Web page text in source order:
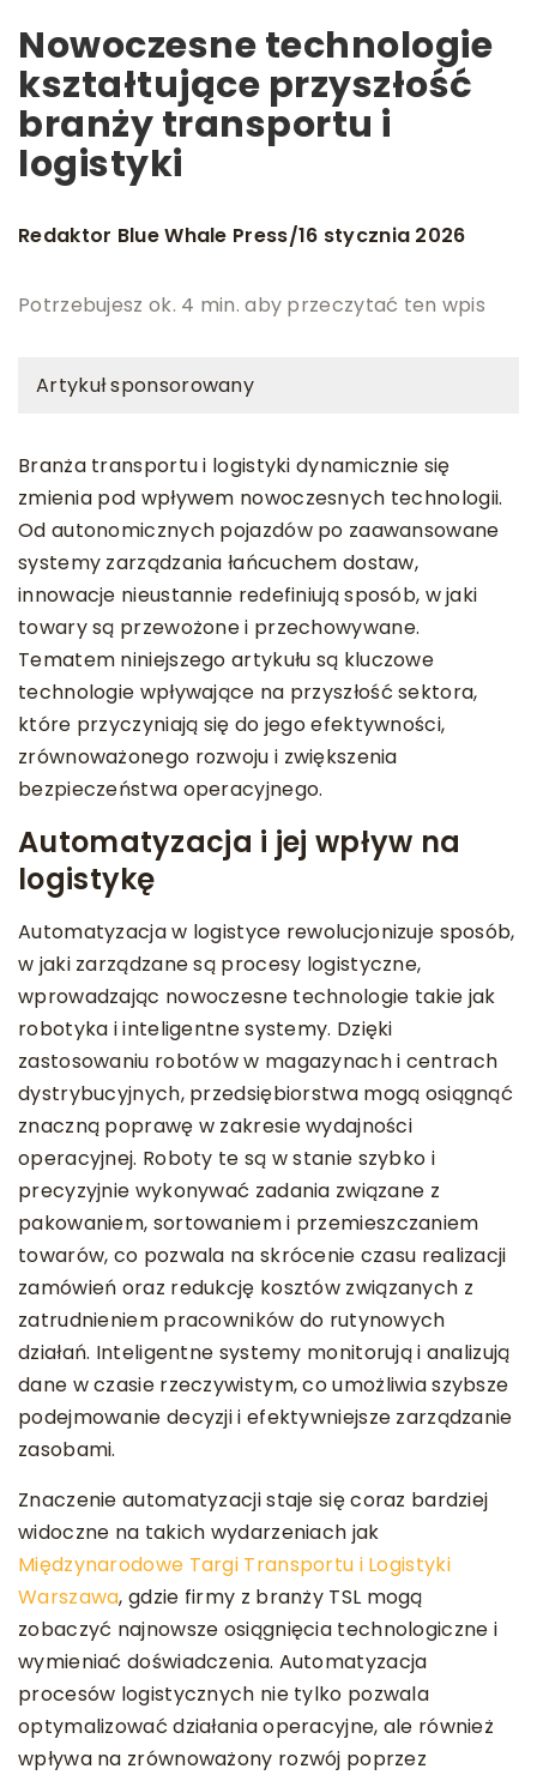
Nowoczesne technologie
kształtujące przyszłość
branży transportu i
logistyki
Redaktor Blue Whale Press/16 stycznia 2026
Potrzebujesz ok. 4 min. aby przeczytać ten wpis
Artykuł sponsorowany
Branża transportu i logistyki dynamicznie się
zmienia pod wpływem nowoczesnych technologii.
Od autonomicznych pojazdów po zaawansowane
systemy zarządzania łańcuchem dostaw,
innowacje nieustannie redefiniują sposób, w jaki
towary są przewożone i przechowywane.
Tematem niniejszego artykułu są kluczowe
technologie wpływające na przyszłość sektora,
które przyczyniają się do jego efektywności,
zrównoważonego rozwoju i zwiększenia
bezpieczeństwa operacyjnego.
Automatyzacja i jej wpływ na
logistykę
Automatyzacja w logistyce rewolucjonizuje sposób,
w jaki zarządzane są procesy logistyczne,
wprowadzając nowoczesne technologie takie jak
robotyka i inteligentne systemy. Dzięki
zastosowaniu robotów w magazynach i centrach
dystrybucyjnych, przedsiębiorstwa mogą osiągnąć
znaczną poprawę w zakresie wydajności
operacyjnej. Roboty te są w stanie szybko i
precyzyjnie wykonywać zadania związane z
pakowaniem, sortowaniem i przemieszczaniem
towarów, co pozwala na skrócenie czasu realizacji
zamówień oraz redukcję kosztów związanych z
zatrudnieniem pracowników do rutynowych
działań. Inteligentne systemy monitorują i analizują
dane w czasie rzeczywistym, co umożliwia szybsze
podejmowanie decyzji i efektywniejsze zarządzanie
zasobami.
Znaczenie automatyzacji staje się coraz bardziej
widoczne na takich wydarzeniach jak
Międzynarodowe Targi Transportu i Logistyki
Warszawa, gdzie firmy z branży TSL mogą
zobaczyć najnowsze osiągnięcia technologiczne i
wymieniać doświadczenia. Automatyzacja
procesów logistycznych nie tylko pozwala
optymalizować działania operacyjne, ale również
wpływa na zrównoważony rozwój poprzez